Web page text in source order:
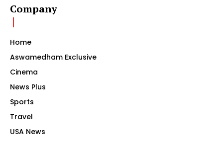
Company
Home
Aswamedham Exclusive
Cinema
News Plus
Sports
Travel
USA News